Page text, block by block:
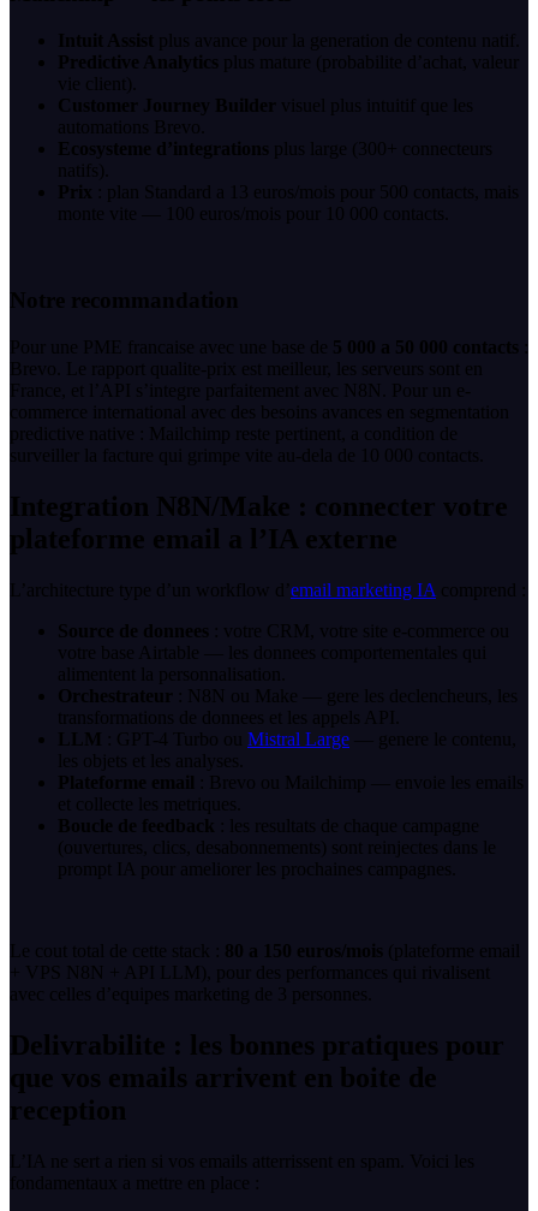
Intuit Assist plus avance pour la generation de contenu natif.
Predictive Analytics plus mature (probabilite d’achat, valeur
vie client).
Customer Journey Builder visuel plus intuitif que les
automations Brevo.
Ecosysteme d’integrations plus large (300+ connecteurs
natifs).
Prix : plan Standard a 13 euros/mois pour 500 contacts, mais
monte vite — 100 euros/mois pour 10 000 contacts.
Notre recommandation
Pour une PME francaise avec une base de 5 000 a 50 000 contacts
Brevo. Le rapport qualite-prix est meilleur, les serveurs sont en
France, et l’API s’integre parfaitement avec N8N. Pour un e-
commerce international avec des besoins avances en segmentation
predictive native : Mailchimp reste pertinent, a condition de
surveiller la facture qui grimpe vite au-dela de 10 000 contacts.
Integration N8N/Make : connecter votre
plateforme email a l’IA externe
L’architecture type d’un workflow d’email marketing IA comprend :
Source de donnees : votre CRM, votre site e-commerce ou
votre base Airtable — les donnees comportementales qui
alimentent la personnalisation.
Orchestrateur
: N8N ou Make — gere les declencheurs, les
transformations de donnees et les appels API.
LLM
: GPT-4 Turbo ou Mistral Large — genere le contenu,
les objets et les analyses.
Plateforme email : Brevo ou Mailchimp — envoie les emails
et collecte les metriques.
Boucle de feedback
: les resultats de chaque campagne
(ouvertures, clics, desabonnements) sont reinjectes dans le
prompt IA pour ameliorer les prochaines campagnes.
Le cout total de cette stack : 80 a 150 euros/mois (plateforme email
+ VPS N8N + API LLM), pour des performances qui rivalisent
avec celles d’equipes marketing de 3 personnes.
Delivrabilite : les bonnes pratiques pour
que vos emails arrivent en boite de
reception
L’IA ne sert a rien si vos emails atterrissent en spam. Voici les
fondamentaux a mettre en place :